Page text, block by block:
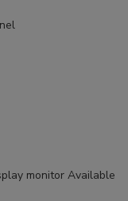
monitor Available